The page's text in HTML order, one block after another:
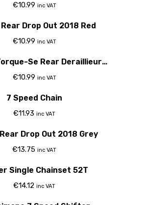
€10.99 inc VAT
Drop Out 2018 Red
€10.99 inc VAT
Se Rear Deraillieur
Hanger
€10.99 inc VAT
7 Speed Chain
€11.93 inc VAT
Drop Out 2018 Grey
€13.75 inc VAT
Single Chainset 52T
€14.12 inc VAT